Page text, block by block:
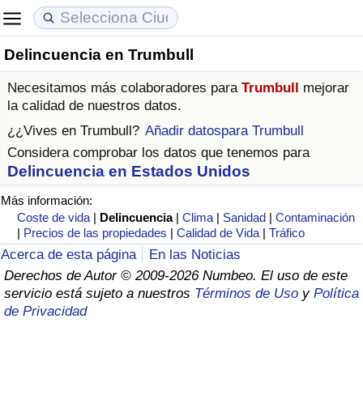
Delincuencia en Trumbull
Necesitamos más colaboradores para Trumbull mejorar
la calidad de nuestros datos.
¿¿Vives en Trumbull? Añadir datospara Trumbull
Considera comprobar los datos que tenemos para
Delincuencia en Estados Unidos
Más información:
Coste de vida | Delincuencia |Clima | Sanidad |Contaminación
| Precios de las propiedades |Calidad de Vida |Tráfico
Acerca de esta página
En las Noticias
Derechos de Autor © 2009-2026 Numbeo. El uso de este
servicio está sujeto a nuestros Términos de Uso y Política
de Privacidad
Coste de vida
Índice de Costo de Vida (Actual)
Índice de Costo de Vida
Índice de costo de vida por país
en aqaba
Precios de las propiedades
Índice de Precios de Inmuebles (Actual)
Índice de Precios de Inmuebles
Índice de Precios de Inmuebles por País
Calidad de Vida
Índice de Calidad de Vida
Índice de Calidad de Vida (Actual)
Índice de calidad de vida por país
Delincuencia
Calificación del Índice de Criminalidad
(Actual)